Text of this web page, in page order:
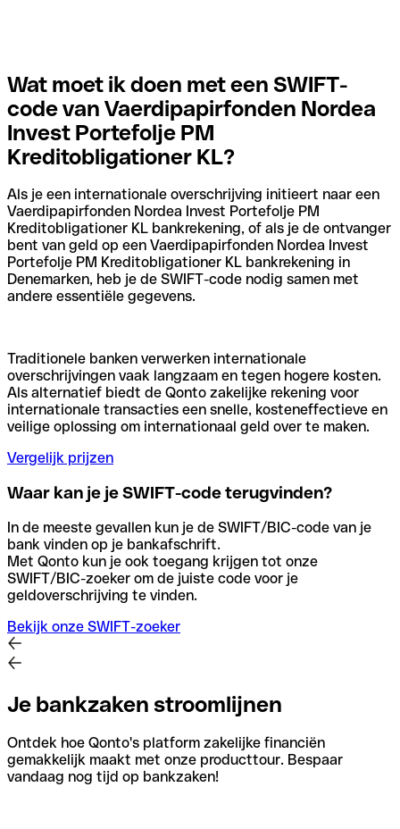
Wat moet ik doen met een SWIFT-
code van Vaerdipapirfonden Nordea
Invest Portefolje PM
Kreditobligationer KL?
Als je een internationale overschrijving initieert naar een
Vaerdipapirfonden Nordea Invest Portefolje PM
Kreditobligationer KL bankrekening, of als je de ontvanger
bent van geld op een Vaerdipapirfonden Nordea Invest
Portefolje PM Kreditobligationer KL bankrekening in
Denemarken, heb je de SWIFT-code nodig samen met
andere essentiële gegevens.
Traditionele banken verwerken internationale
overschrijvingen vaak langzaam en tegen hogere kosten.
Als alternatief biedt de Qonto zakelijke rekening voor
internationale transacties een snelle, kosteneffectieve en
veilige oplossing om internationaal geld over te maken.
Vergelijk prijzen
Waar kan je je SWIFT-code terugvinden?
In de meeste gevallen kun je de SWIFT/BIC-code van je
bank vinden op je bankafschrift.
Met Qonto kun je ook toegang krijgen tot onze
SWIFT/BIC-zoeker om de juiste code voor je
geldoverschrijving te vinden.
Bekijk onze SWIFT-zoeker
Je bankzaken stroomlijnen
Ontdek hoe Qonto's platform zakelijke financiën
gemakkelijk maakt met onze producttour. Bespaar
vandaag nog tijd op bankzaken!